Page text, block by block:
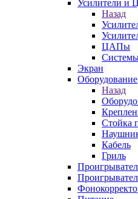
Усилители и
Назад
ЦАПы
Экран
Оборудование
Назад
Стойка
Кабель
Гриль